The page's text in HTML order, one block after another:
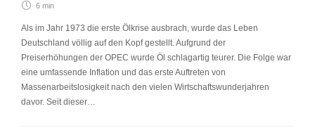
6 min
Als im Jahr 1973 die erste Ölkrise ausbrach, wurde das Leben
Deutschland völlig auf den Kopf gestellt. Aufgrund der
Preiserhöhungen der OPEC wurde Öl schlagartig teurer. Die Folge war
eine umfassende Inflation und das erste Auftreten von
Massenarbeitslosigkeit nach den vielen Wirtschaftswunderjahren
davor. Seit dieser…